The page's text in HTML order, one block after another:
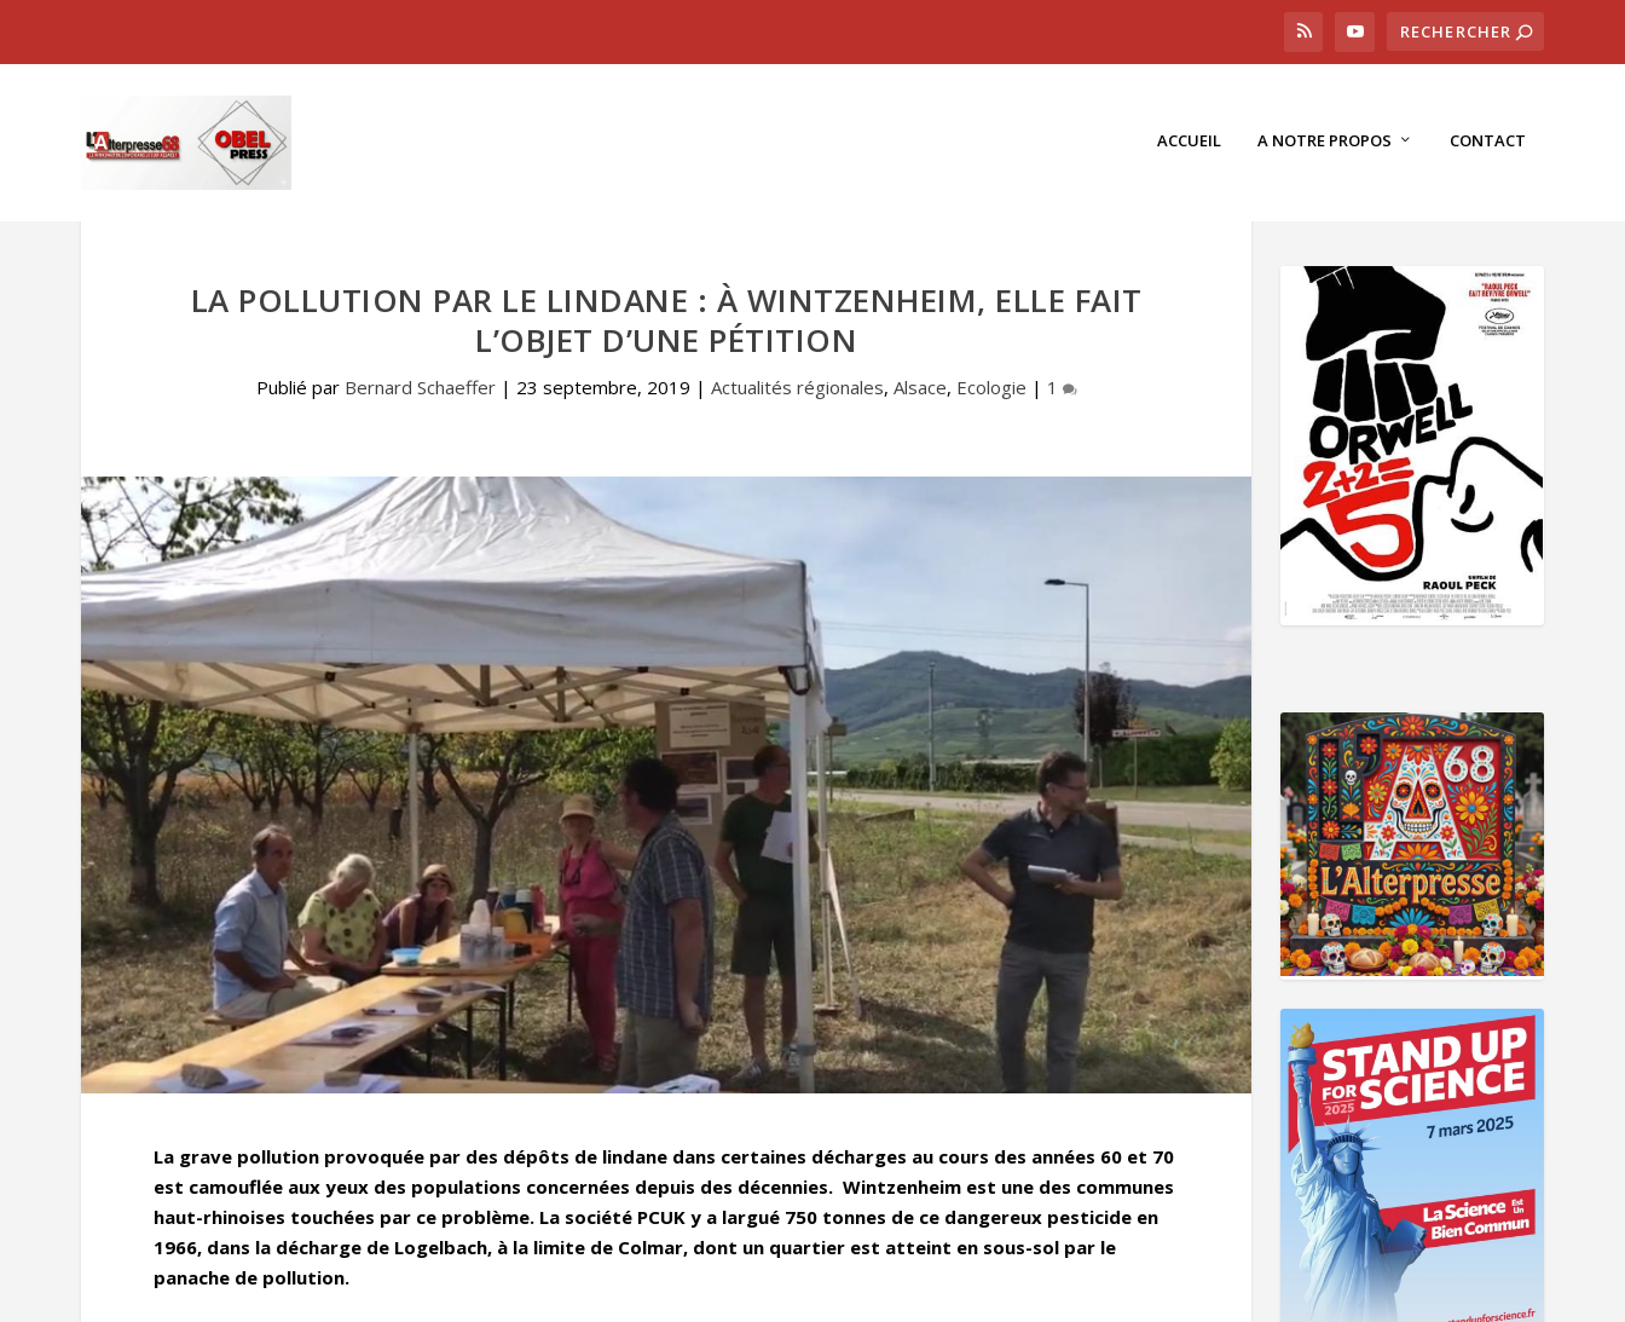
ACCUEIL A NOTRE PROPOS CONTACT
LA POLLUTION PAR LE LINDANE : À WINTZENHEIM, ELLE FAIT
L’OBJET D’UNE PÉTITION
Publié par Bernard Schaeffer| 23 septembre, 2019 | Actualités régionales, Alsace, Ecologie | 1
La grave pollution provoquée par des dépôts de lindane dans certaines décharges au cours des années 60 et 70
est camouflée aux yeux des populations concernées depuis des décennies. Wintzenheim est une des communes
haut-rhinoises touchées par ce problème. La société PCUK y a largué 750 tonnes de ce dangereux pesticide en
1966, dans la décharge de Logelbach, à la limite de Colmar, dont un quartier est atteint en sous-sol par le
panache de pollution.